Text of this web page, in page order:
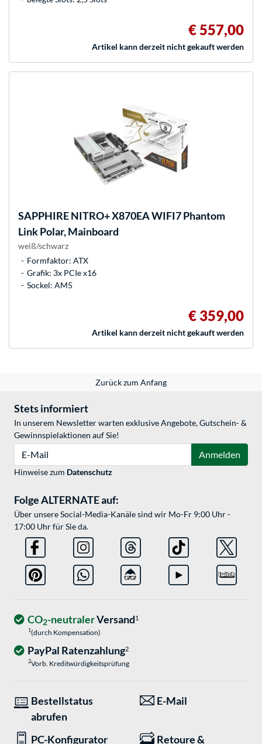
€ 557,00
Artikel kann derzeit nicht gekauft werden
SAPPHIRENITRO+ X870EA WIFI7 Phantom
Link Polar, Mainboard
weiß/schwarz
Formfaktor: ATX
Grafik: 3x PCIe x16
Sockel: AM5
€ 359,00
Artikel kann derzeit nicht gekauft werden
Zurück zum Anfang
Stets informiert
In unserem Newsletter warten exklusive Angebote, Gutschein- &
Gewinnspielaktionen auf Sie!
Anmelden
Hinweise zum Datenschutz
Folge ALTERNATE auf:
Über unsere Social-Media-Kanäle sind wir Mo-Fr 9:00 Uhr -
17:00 Uhr für Sie da.
CO2-neutralerVersand1
1(durch Kompensation)
PayPal Ratenzahlung2
2Vorb. Kreditwürdigkeitsprüfung
Bestellstatus
abrufen
E-Mail
PC-Konfigurator Retoure &